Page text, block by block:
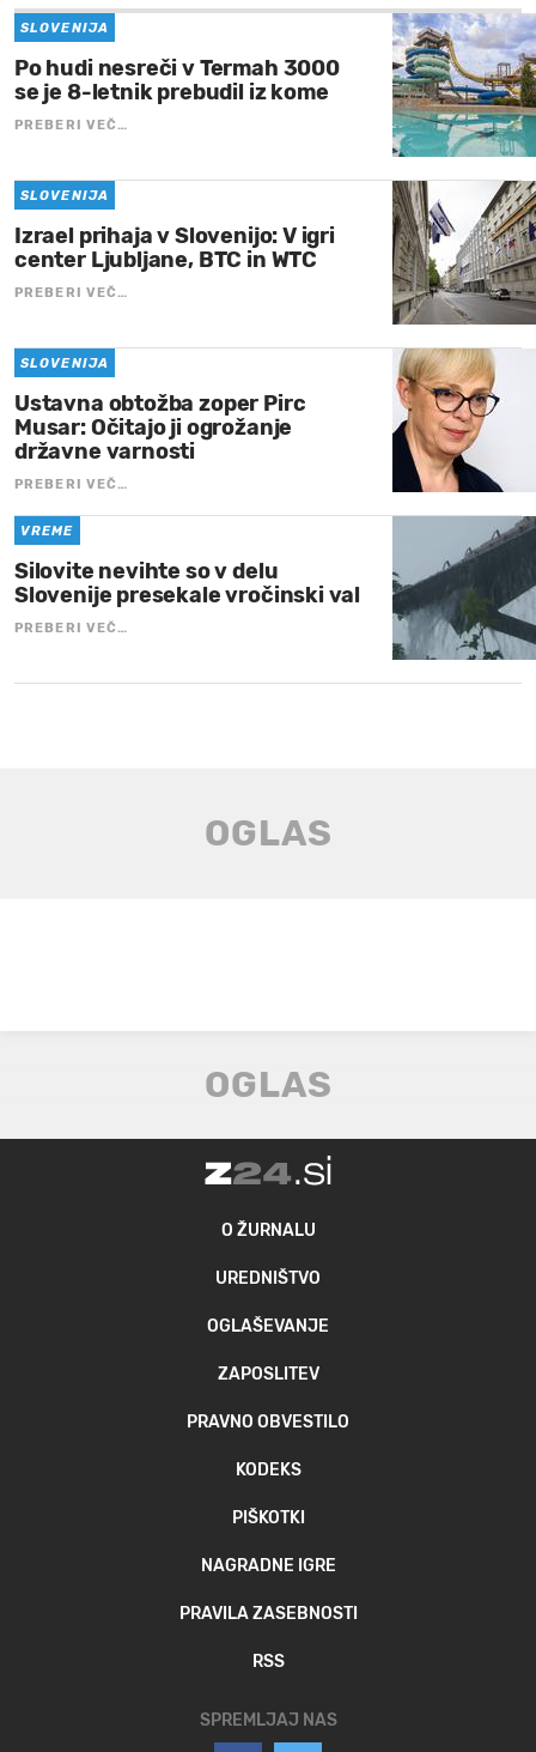
SLOVENIJA
Po hudi nesreči v Termah 3000
se je 8-letnik prebudil iz kome
PREBERI VEČ…
SLOVENIJA
Izrael prihaja v Slovenijo: V igri
center Ljubljane, BTC in WTC
PREBERI VEČ…
SLOVENIJA
Ustavna obtožba zoper Pirc
Musar: Očitajo ji ogrožanje
državne varnosti
PREBERI VEČ…
VREME
Silovite nevihte so v delu
Slovenije presekale vročinski val
PREBERI VEČ…
O ŽURNALU
UREDNIŠTVO
OGLAŠEVANJE
ZAPOSLITEV
PRAVNO OBVESTILO
KODEKS
PIŠKOTKI
NAGRADNE IGRE
PRAVILA ZASEBNOSTI
RSS
SPREMLJAJ NAS